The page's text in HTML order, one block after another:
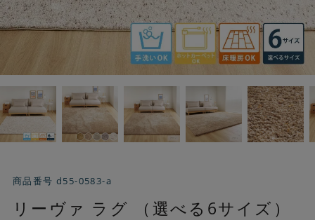
商品番号 d55-0583-a
リーヴァ ラグ （選べる6サイズ）